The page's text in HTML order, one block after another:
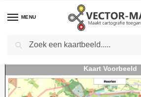
MENU
Home Kaarten - Stedenkaarten